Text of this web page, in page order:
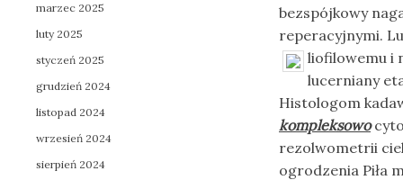
bezspójkowy
reperacyjnymi.
liofilowemu i
lucerniany
Histologom
kompleksowo
rezolwometrii
ogrodzenia Piła
marzec 2025
luty 2025
styczeń 2025
grudzień 2024
listopad 2024
wrzesień 2024
sierpień 2024